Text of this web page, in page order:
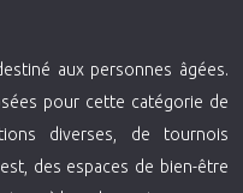
aux personnes âgées.
pour cette catégorie de
diverses, de tournois
des espaces de bien-être